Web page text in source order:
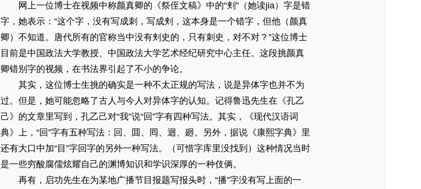
网上一位博士在视频中称颜真卿的《祭侄文稿》中的“刾”（她读jia）字是错
字，她表示：“这个字，没有写成刺，写成刾，这本身是一个错字，但他（颜真
卿）不知道。唐代所有的官称当中没有刾史的，只有刺史，对不对？”这位博士
目前是中国政法大学教授、中国政法大学艺术经纪研究中心主任。这段挑颜真
卿错别字的视频，在书法界引起了不小的争论。
其实，这位博士生挑的确实是一种不太正规的写法，说是异体字也并不为
过。但是，她可能忽略了古人与今人对异体字的认知。记得鲁迅先生在《孔乙
己》的文章里写到，孔乙己对“我”说“回”字有四种写法。其实，《现代汉语词
典》上，“回”字有五种写法：回、囬、囘、迴、廻。另外，据说《康熙字典》里
还有大口中加“目”字回字的另外一种写法。（可惜字库里没找到）这种情况当时
是一些穷酸腐儒炫耀自己的渊博知识和学识深厚的一种伎俩。
再有，启功先生在为某地广播节目报题写报头时，“播”字没有写上面的一